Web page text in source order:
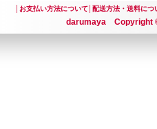
お支払い方法について│ 配送方法・送料につ
darumaya Copyright